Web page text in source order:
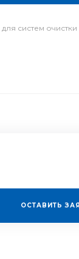
систем
ОСТАВИТЬ